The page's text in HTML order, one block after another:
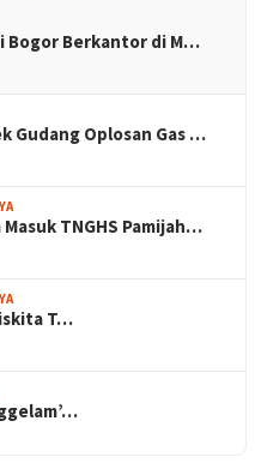
Bogor Berkantor di M…
Gudang Oplosan Gas …
TNGHS Pamijah…
T…